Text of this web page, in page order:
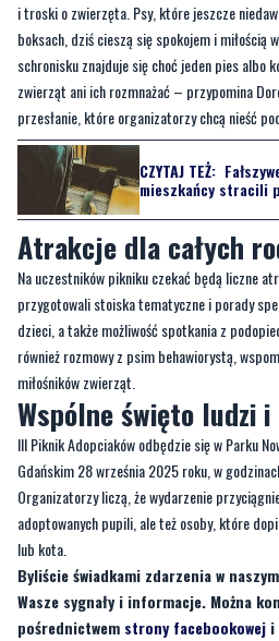
i troski o zwierzęta. Psy, które jeszcze
boksach, dziś cieszą się spokojem i miłością
schronisku znajduje się choć jeden pies albo
zwierząt ani ich rozmnażać – przypomina
przesłanie, które organizatorzy chcą nieść
CZYTAJ TEŻ:
mieszkańcy stracili
Atrakcje dla całych
Na uczestników pikniku czekać będą liczne
przygotowali stoiska tematyczne i porady
dzieci, a także możliwość spotkania z
również rozmowy z psim behawiorystą,
miłośników zwierząt.
Wspólne święto ludzi
III Piknik Adopciaków odbędzie się w Parku
Gdańskim 28 września 2025 roku, w
Organizatorzy liczą, że wydarzenie
adoptowanych pupili, ale też osoby, które
lub kota.
Byliście świadkami zdarzenia w
Wasze sygnały i informacje. Można
pośrednictwem strony facebookowej i